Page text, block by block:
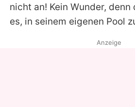
nicht an! Kein Wunder,
es, in seinem eigenen Pool
Anzeige